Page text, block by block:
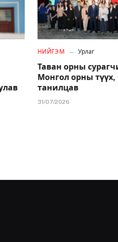
НИЙГЭМ Урлаг
Таван орны
Монгол орны түүх,
танилцав
31/07/2026